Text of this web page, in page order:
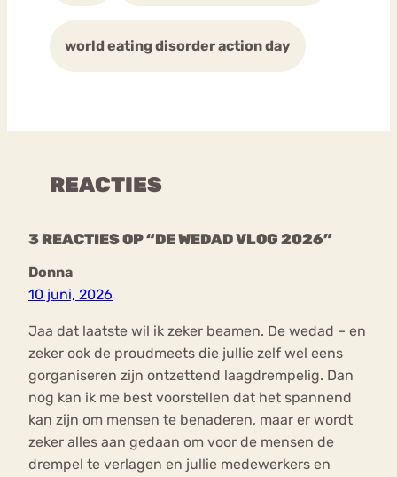
world eating disorder action day
REACTIES
3 REACTIES OP “DE WEDAD VLOG 2026”
Donna
10 juni, 2026
Jaa dat laatste wil ik zeker beamen. De wedad – en
zeker ook de proudmeets die jullie zelf wel eens
gorganiseren zijn ontzettend laagdrempelig. Dan
nog kan ik me best voorstellen dat het spannend
kan zijn om mensen te benaderen, maar er wordt
zeker alles aan gedaan om voor de mensen de
drempel te verlagen en jullie medewerkers en